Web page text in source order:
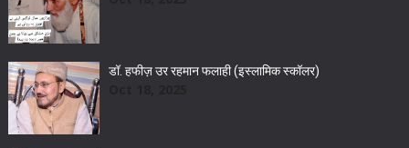
डॉ. हफीज़ उर रहमान फलाही (इस्लामिक स्कॉलर)